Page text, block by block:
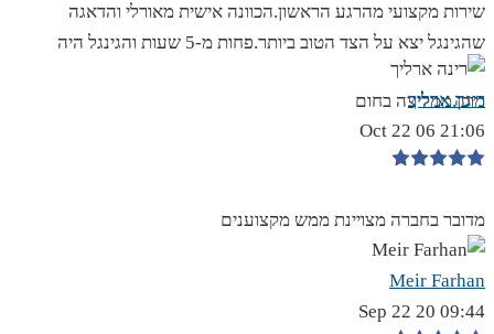
שירות מקצועי מהרגע הראשון.הכוונה אישית מאורלי והדאגה
שהגינגל יצא על הצד הטוב ביותר.פחות מ-5 שעות והגינגל היה
מוכן.ממליצה בחום
רינה ארליך
21:06 06 Oct 22
מדובר בחברה מצויינת ממש מקצוענים
Meir Farhan
09:44 20 Sep 22